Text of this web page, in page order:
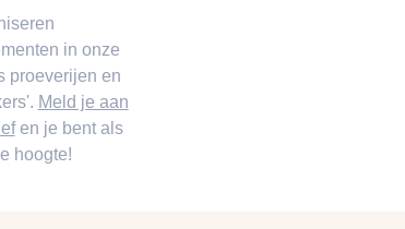
in onze
proeverijen en
Meld je aan
en je bent als
hoogte!